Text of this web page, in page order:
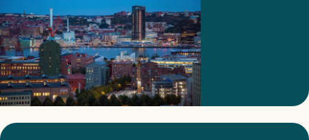
الطاقة
المحلية